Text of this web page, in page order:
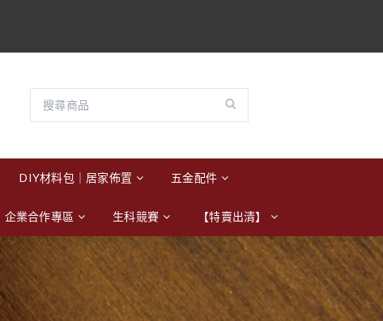
DIY材料包｜居家佈置 五金配件
企業合作專區 生科競賽 【特賣出清】